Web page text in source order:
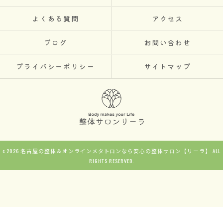
よくある質問 アクセス
ブログ お問い合わせ
プライバシーポリシー サイトマップ
c 2026 名古屋の整体＆オンラインメタトロンなら安心の整体サロン【リーラ】 ALL
RIGHTS RESERVED.